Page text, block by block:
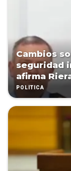
Cambios
seguridad
afirma
POLÍTICA